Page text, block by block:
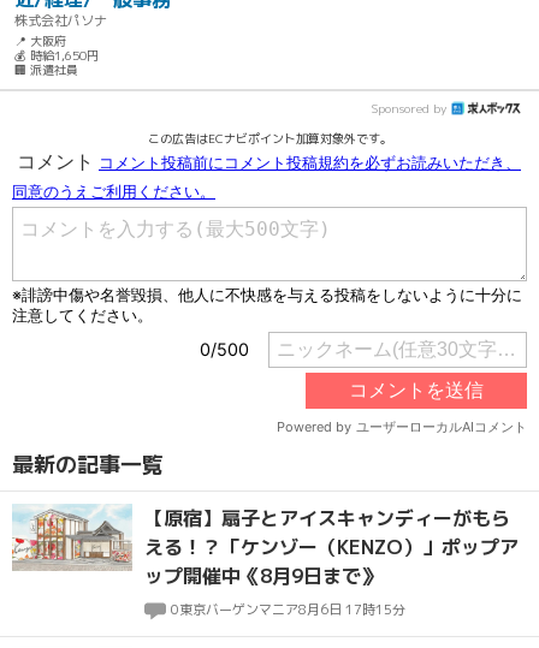
株式会社パソナ
📍 大阪府
💰 時給1,650円
🏢 派遣社員
Sponsored by
この広告はECナビポイント加算対象外です。
最新の記事一覧
【原宿】扇子とアイスキャンディーがもら
える！？「ケンゾー（KENZO）」ポップア
ップ開催中《8月9日まで》
0東京バーゲンマニア8月6日 17時15分